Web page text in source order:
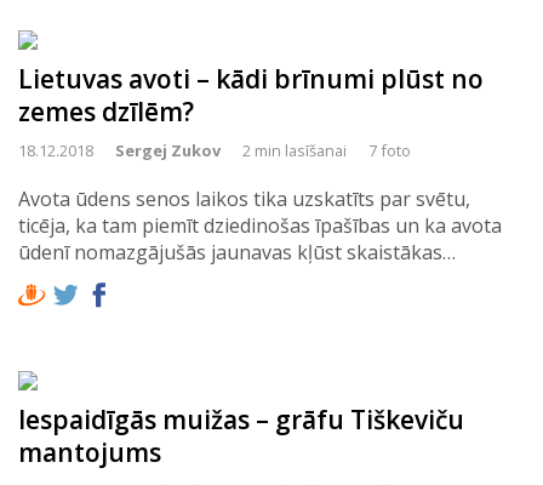
Lietuvas avoti – kādi brīnumi plūst no
zemes dzīlēm?
18.12.2018 Sergej Zukov 2 min lasīšanai 7 foto
Avota ūdens senos laikos tika uzskatīts par svētu,
ticēja, ka tam piemīt dziedinošas īpašības un ka avota
ūdenī nomazgājušās jaunavas kļūst skaistākas…
Iespaidīgās muižas – grāfu Tiškeviču
mantojums